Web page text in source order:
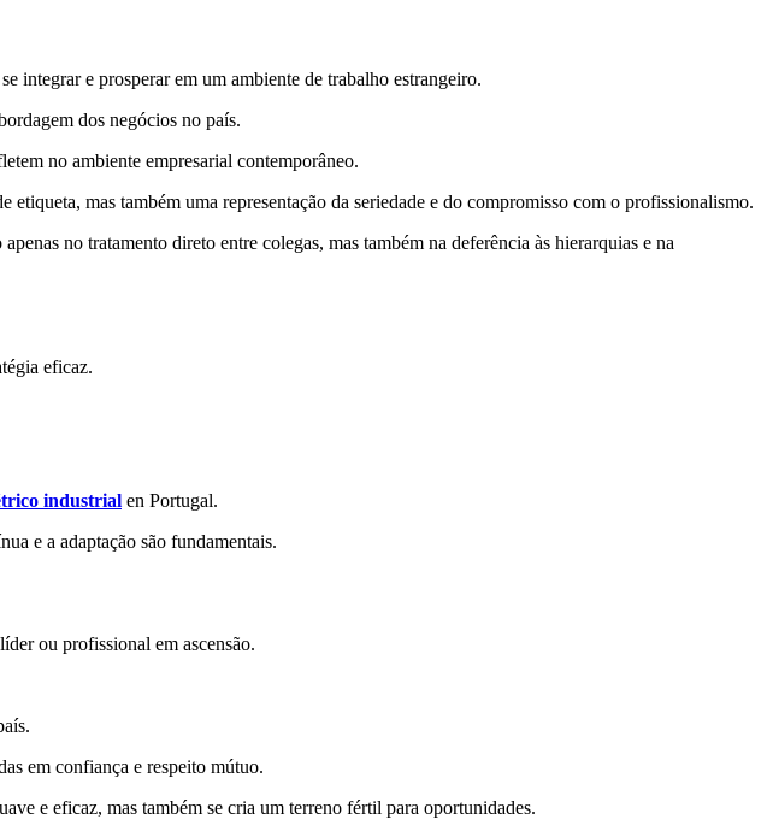
integrar e prosperar em um ambiente de trabalho estrangeiro.
dos negócios no país.
no ambiente empresarial contemporâneo.
mas também uma representação da seriedade e do compromisso com o profissionalismo.
no tratamento direto entre colegas, mas também na deferência às hierarquias e na
eficaz.
industrial en Portugal.
e a adaptação são fundamentais.
ou profissional em ascensão.
em confiança e respeito mútuo.
e eficaz, mas também se cria um terreno fértil para oportunidades.